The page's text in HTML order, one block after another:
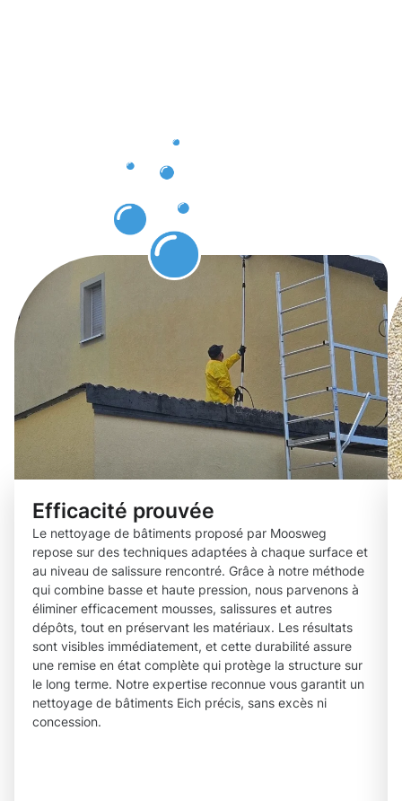
Efficacité prouvée
Le nettoyage de bâtiments proposé par Moosweg
repose sur des techniques adaptées à chaque surface et
au niveau de salissure rencontré. Grâce à notre méthode
qui combine basse et haute pression, nous parvenons à
éliminer efficacement mousses, salissures et autres
dépôts, tout en préservant les matériaux. Les résultats
sont visibles immédiatement, et cette durabilité assure
une remise en état complète qui protège la structure sur
le long terme. Notre expertise reconnue vous garantit un
nettoyage de bâtiments Eich précis, sans excès ni
concession.